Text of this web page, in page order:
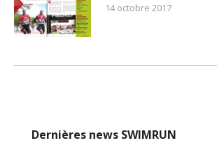
14 octobre 2017
Dernières news SWIMRUN